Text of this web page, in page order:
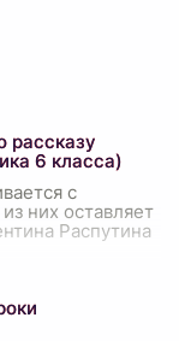
рассказу
6 класса)
с
них оставляет
Распутина